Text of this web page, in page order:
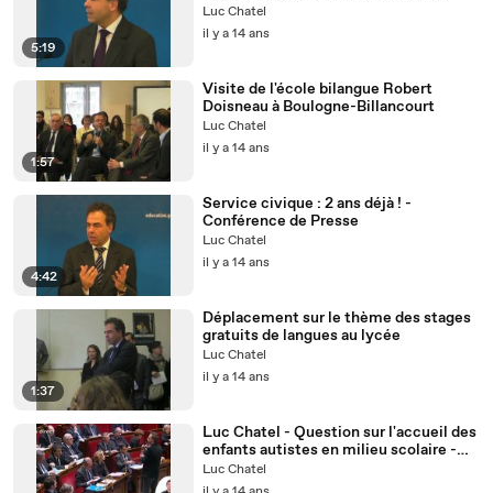
5:19
évolutions du baccalauréat
Luc Chatel
il y a 14 ans
1:57
Visite de l'école bilangue Robert
Doisneau à Boulogne-Billancourt
Luc Chatel
il y a 14 ans
4:42
Service civique : 2 ans déjà ! -
Conférence de Presse
Luc Chatel
il y a 14 ans
1:37
Déplacement sur le thème des stages
gratuits de langues au lycée
Luc Chatel
il y a 14 ans
Luc Chatel - Question sur l'accueil des
enfants autistes en milieu scolaire -
QAG - 28 fev. 2012
Luc Chatel